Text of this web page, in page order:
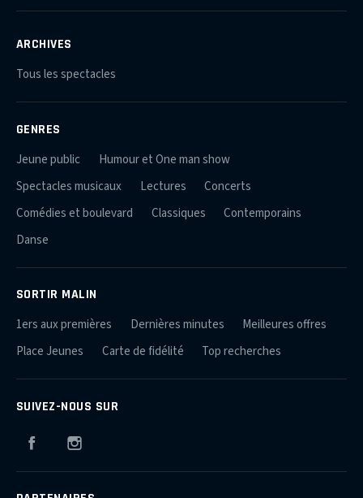
ARCHIVES
Tous les spectacles
GENRES
Jeune public
Humour et One man show
Spectacles musicaux
Lectures
Concerts
Comédies et boulevard
Classiques
Contemporains
Danse
SORTIR MALIN
1ers aux premières Dernières minutes
Meilleures offres
Place Jeunes
Carte de fidélité Top recherches
SUIVEZ-NOUS SUR
Facebook